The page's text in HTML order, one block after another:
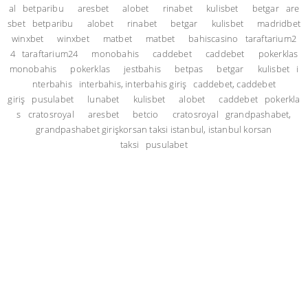
al
betparibu aresbet alobet rinabet kulisbet betgar
are
sbet
betparibu alobet rinabet betgar kulisbet
madridbet
winxbet
winxbet matbet matbet bahiscasino
taraftarium2
4 taraftarium24 monobahis caddebet caddebet
pokerklas
monobahis
pokerklas jestbahis betpas betgar kulisbet
i
nterbahis
interbahis, interbahis giriş
caddebet, caddebet
giriş
pusulabet lunabet kulisbet alobet caddebet
pokerkla
s
cratosroyal aresbet betcio cratosroyal
grandpashabet,
grandpashabet girişkorsan taksi istanbul, istanbul korsan
taksi
pusulabet